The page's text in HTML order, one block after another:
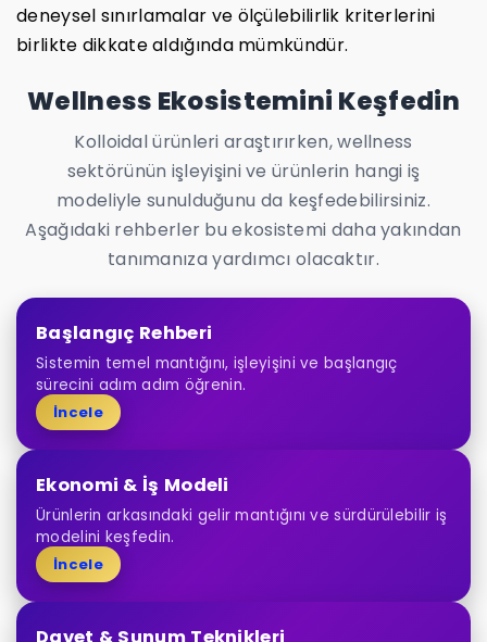
deneysel sınırlamalar ve ölçülebilirlik kriterlerini
birlikte dikkate aldığında mümkündür.
Wellness Ekosistemini Keşfedin
Kolloidal ürünleri araştırırken, wellness
sektörünün işleyişini ve ürünlerin hangi iş
modeliyle sunulduğunu da keşfedebilirsiniz.
Aşağıdaki rehberler bu ekosistemi daha yakından
tanımanıza yardımcı olacaktır.
Başlangıç Rehberi
Sistemin temel mantığını, işleyişini ve başlangıç
sürecini adım adım öğrenin.
İncele
Ekonomi & İş Modeli
Ürünlerin arkasındaki gelir mantığını ve sürdürülebilir iş
modelini keşfedin.
İncele
Davet & Sunum Teknikleri